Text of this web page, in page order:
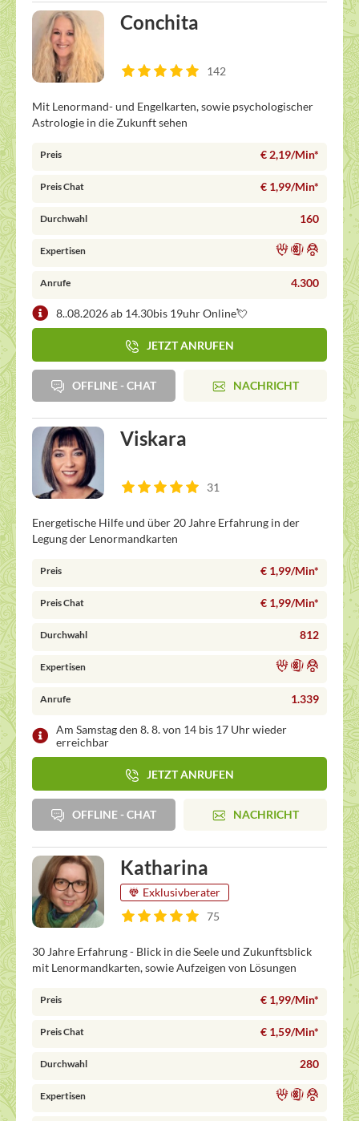
Conchita
142
Mit Lenormand- und Engelkarten, sowie psychologischer
Astrologie in die Zukunft sehen
Preis € 2,19/Min*
Preis Chat € 1,99/Min*
Durchwahl 160
Expertisen
Anrufe 4.300
8..08.2026 ab 14.30bis 19uhr Online💘
JETZT ANRUFEN
OFFLINE - CHAT NACHRICHT
Viskara
31
Energetische Hilfe und über 20 Jahre Erfahrung in der
Legung der Lenormandkarten
Preis € 1,99/Min*
Preis Chat € 1,99/Min*
Durchwahl 812
Expertisen
Anrufe 1.339
Am Samstag den 8. 8. von 14 bis 17 Uhr wieder
erreichbar
JETZT ANRUFEN
OFFLINE - CHAT NACHRICHT
Katharina
Exklusivberater
75
30 Jahre Erfahrung - Blick in die Seele und Zukunftsblick
mit Lenormandkarten, sowie Aufzeigen von Lösungen
Preis € 1,99/Min*
Preis Chat € 1,59/Min*
Durchwahl 280
Expertisen